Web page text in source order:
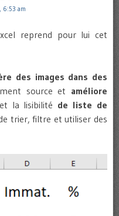
6:53 am
reprend pour lui cet
des images dans des
source et améliore
et la lisibilité de liste de
trier, filtre et utiliser des